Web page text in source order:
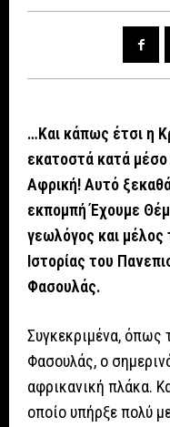
…Και κάπως έτσι η
εκατοστά κατά
Αφρική! Αυτό
εκπομπή Έχουμε
γεωλόγος και
Ιστορίας του
Φασουλάς.
Συγκεκριμένα, όπως
Φασουλάς, ο
αφρικανική πλάκα.
οποίο υπήρξε πολύ